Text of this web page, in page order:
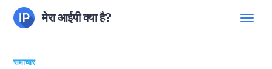
मेरा आईपी क्या है?
समाचार